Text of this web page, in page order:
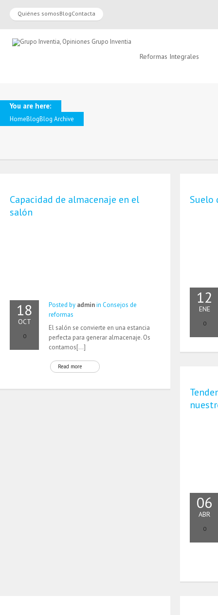
Quiénes somosBlogContacta
Reformas Integrales
You are here:
HomeBlogBlog Archive
Capacidad de almacenaje en el
salón
18
OCT
0
Posted by adminin Consejos de
reformas
El salón se convierte en una estancia
perfecta para generar almacenaje. Os
contamos[…]
Read more
Suelo
12
ENE
0
06
ABR
0